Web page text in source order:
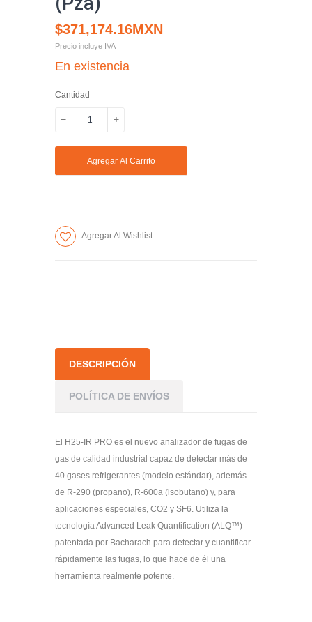
$371,174.16MXN
Precio incluye IVA
En existencia
Cantidad
−
Quitar
de
artículos
+
artículos
Agregar Al Carrito
Agregar Al Wishlist
DESCRIPCIÓN
POLÍTICA DE ENVÍOS
El H25-IR PRO es el nuevo analizador de fugas de
gas de calidad industrial capaz de detectar más de
40 gases refrigerantes (modelo estándar), además
de R-290 (propano), R-600a (isobutano) y, para
aplicaciones especiales, CO2 y SF6. Utiliza la
tecnología Advanced Leak Quantification (ALQ™)
patentada por Bacharach para detectar y cuantificar
rápidamente las fugas, lo que hace de él una
herramienta realmente potente.